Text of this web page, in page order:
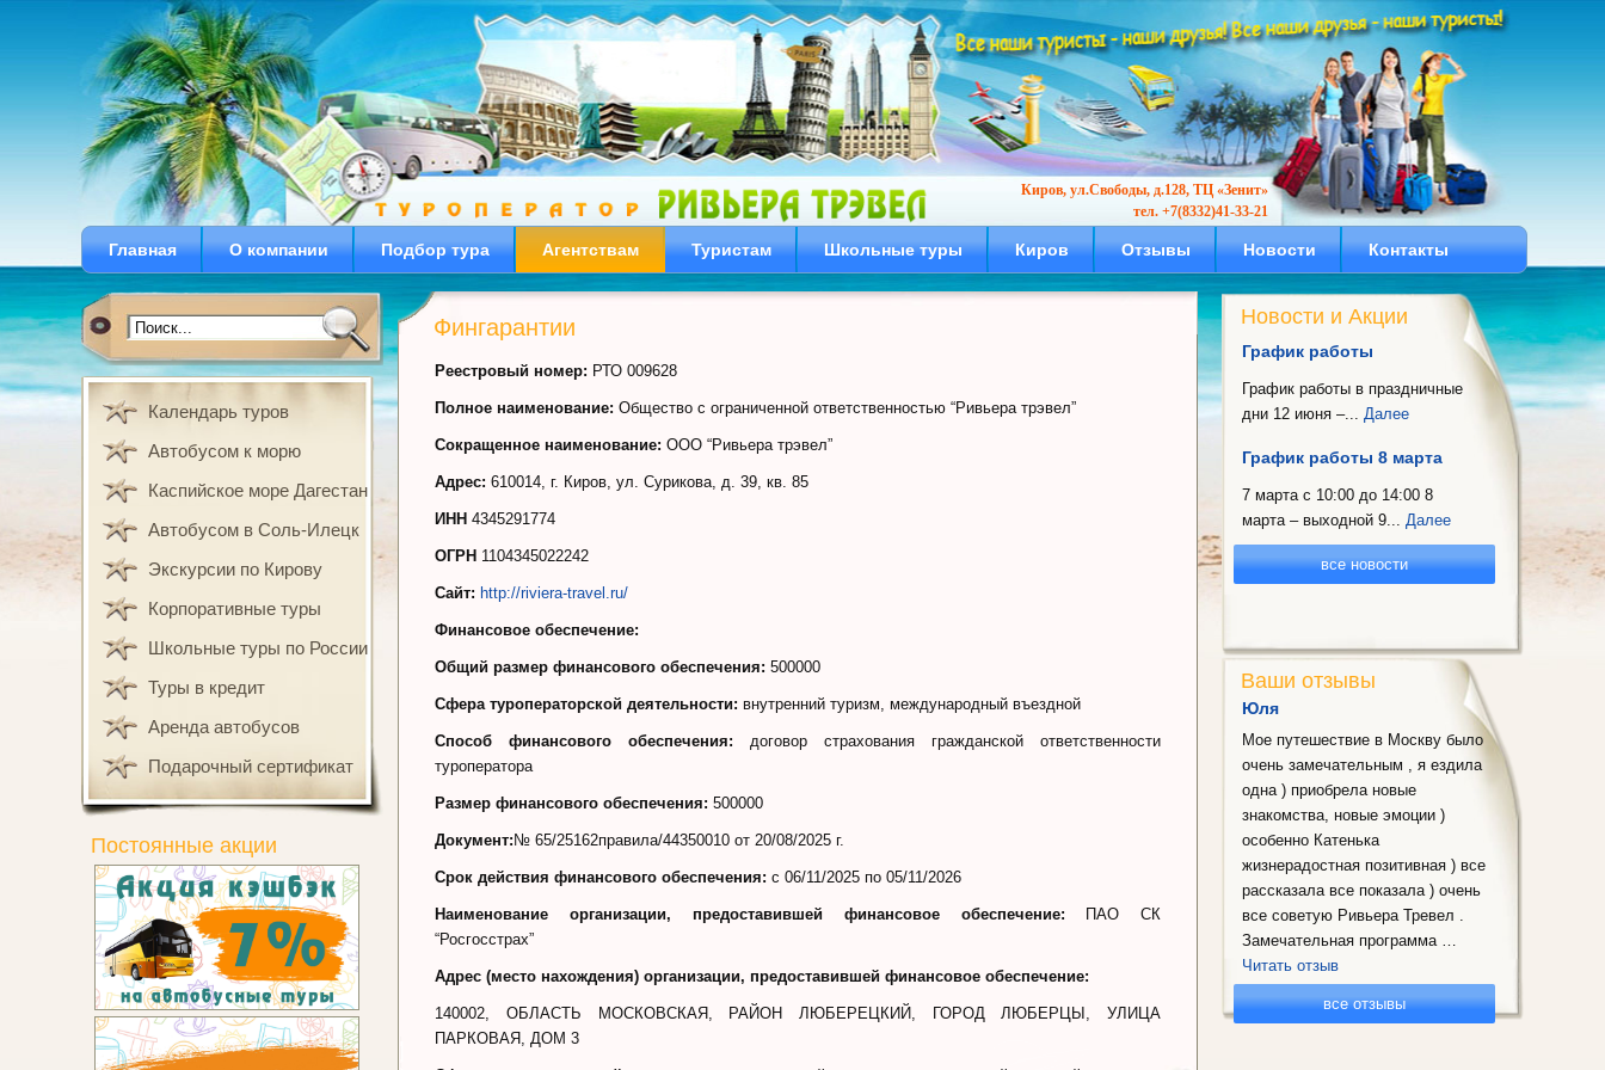
Киров, ул.Свободы, д.128, ТЦ «Зенит»
тел. +7(8332)41-33-21
Главная О компании Подбор тура Агентствам Туристам Школьные туры Киров Отзывы Новости Контакты
Фингарантии
Реестровый номер: РТО 009628
Полное наименование: Общество с ограниченной ответственностью “Ривьера трэвел”
Сокращенное наименование: ООО “Ривьера трэвел”
Адрес: 610014, г. Киров, ул. Сурикова, д. 39, кв. 85
ИНН 4345291774
ОГРН 1104345022242
Сайт: http://riviera-travel.ru/
Финансовое обеспечение:
Общий размер финансового обеспечения: 500000
Сфера туроператорской деятельности: внутренний туризм, международный въездной
Способ финансового обеспечения: договор страхования гражданской ответственности
туроператора
Размер финансового обеспечения: 500000
Документ: № 65/25162правила/44350010 от 20/08/2025 г.
Срок действия финансового обеспечения: c 06/11/2025 по 05/11/2026
Наименование организации, предоставившей финансовое обеспечение: ПАО СК
“Росгосстрах”
Адрес (место нахождения) организации, предоставившей финансовое обеспечение:
140002, ОБЛАСТЬ МОСКОВСКАЯ, РАЙОН ЛЮБЕРЕЦКИЙ, ГОРОД ЛЮБЕРЦЫ, УЛИЦА
ПАРКОВАЯ, ДОМ 3
Новости и Акции
График работы
График работы в праздничные
дни 12 июня –...Далее
График работы 8 марта
7 марта с 10:00 до 14:00 8
марта – выходной 9...Далее
все новости
Ваши отзывы
Юля
Мое путешествие в Москву было
очень замечательным , я ездила
одна ) приобрела новые
знакомства, новые эмоции )
особенно Катенька
жизнерадостная позитивная ) все
рассказала все показала ) очень
все советую Ривьера Тревел .
Замечательная программа …
Читать отзыв
все отзывы
Календарь туров
Автобусом к морю
Каспийское море Дагестан
Автобусом в Соль-Илецк
Экскурсии по Кирову
Корпоративные туры
Школьные туры по России
Туры в кредит
Аренда автобусов
Подарочный сертификат
Постоянные акции